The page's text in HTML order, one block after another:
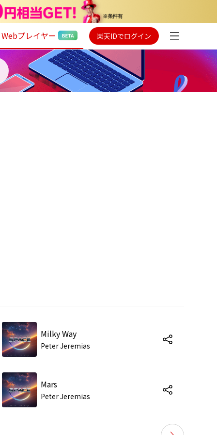
Webプレイヤー 楽天IDでログイン
Milky Way
Peter Jeremias
Mars
Peter Jeremias